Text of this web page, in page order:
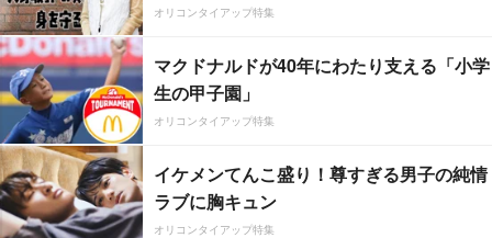
オリコンタイアップ特集
マクドナルドが40年にわたり支える「小学
生の甲子園」
オリコンタイアップ特集
イケメンてんこ盛り！尊すぎる男子の純情
ラブに胸キュン
オリコンタイアップ特集